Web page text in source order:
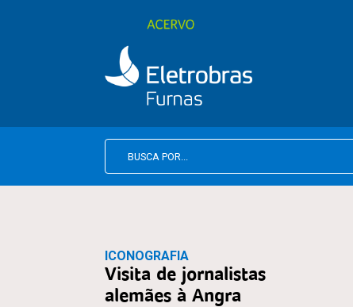
ICONOGRAFIA
Visita de jornalistas
alemães à Angra